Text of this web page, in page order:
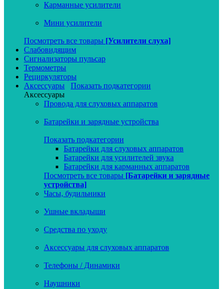
Карманные усилители
Мини усилители
Посмотреть все товары [Усилители слуха]
Слабовидящим
Сигнализаторы пульсар
Термометры
Рециркуляторы
Аксессуары
Показать подкатегории
Аксессуары
Провода для слуховых аппаратов
Батарейки и зарядные устройства
Показать подкатегории
Батарейки для слуховых аппаратов
Батарейки для усилителей звука
Батарейки для карманных аппаратов
Посмотреть все товары [Батарейки и зарядные
устройства]
Часы, будильники
Ушные вкладыши
Средства по уходу
Аксессуары для слуховых аппаратов
Телефоны / Динамики
Наушники